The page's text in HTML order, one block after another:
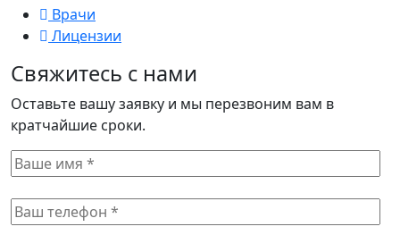
Врачи
Лицензии
Свяжитесь с нами
Оставьте вашу заявку и мы перезвоним вам в
кратчайшие сроки.